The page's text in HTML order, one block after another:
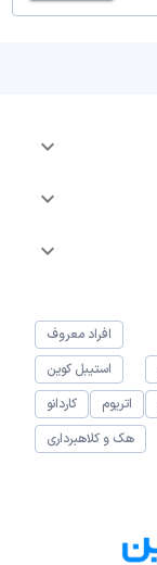
افراد معروف
استیبل کوین
اتریوم
کاردانو
هک و کلاهبرداری